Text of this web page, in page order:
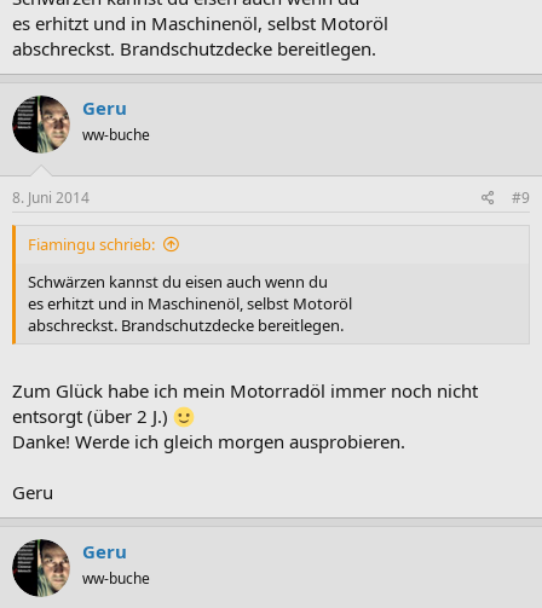
es erhitzt und in Maschinenöl, selbst Motoröl
abschreckst. Brandschutzdecke bereitlegen.
Geru
ww-buche
8. Juni 2014 #9
Fiamingu schrieb:
Schwärzen kannst du eisen auch wenn du
es erhitzt und in Maschinenöl, selbst Motoröl
abschreckst. Brandschutzdecke bereitlegen.
Zum Glück habe ich mein Motorradöl immer noch nicht
entsorgt (über 2 J.)
Danke! Werde ich gleich morgen ausprobieren.
Geru
Geru
ww-buche